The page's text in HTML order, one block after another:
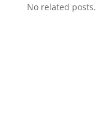
No related posts.